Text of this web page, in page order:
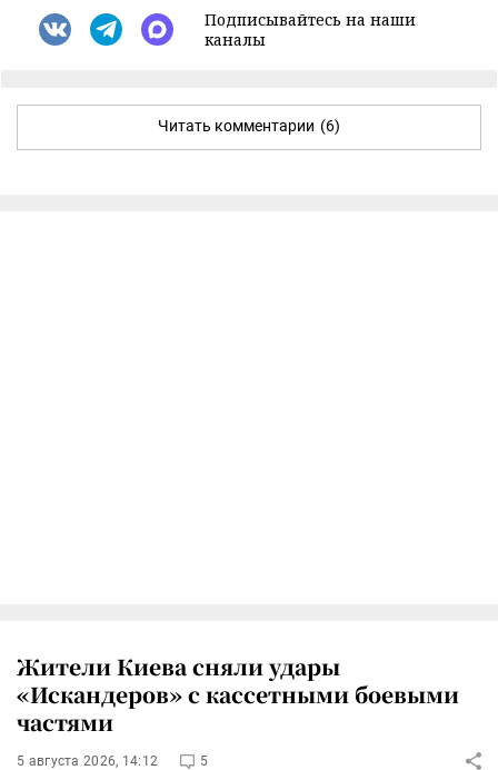
Подписывайтесь на наши
каналы
Читать комментарии (6)
Жители Киева сняли удары
«Искандеров» с кассетными боевыми
частями
5 августа 2026, 14:12 5